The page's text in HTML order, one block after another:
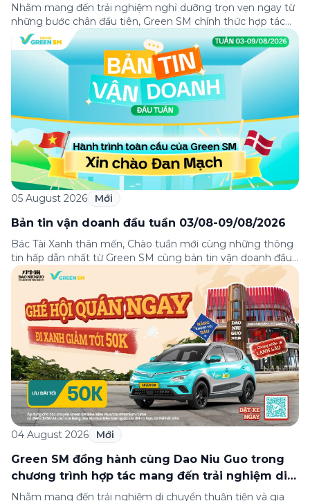
Nhằm mang đến trải nghiệm nghỉ dưỡng trọn vẹn ngay từ
những bước chân đầu tiên, Green SM chính thức hợp tác
cùng Lasong Hotel & Villas Sầm Sơn triển khai chương trình
ưu đãi di chuyển dành riêng cho khách hàng có điểm đón
hoặc điểm đến tại khu nghỉ dưỡng. Từ khoảnh khắc […]
05 August 2026 Mới
Bản tin vận doanh đầu tuần 03/08-09/08/2026
Bác Tài Xanh thân mến, Chào tuần mới cùng những thông
tin hấp dẫn nhất từ Green SM cùng bản tin vận doanh đầu
tuần 03-09/08! Từ câu chuyện đầy cảm hứng “Hành trình
toàn cầu của Green SM”, hướng dẫn phân luồng di chuyển
tại sân bay Nội Bài tới những hướng dẫn chi […]
04 August 2026 Mới
Green SM đồng hành cùng Dao Niu Guo trong
chương trình hợp tác mang đến trải nghiệm di
chuyển thuận tiện cho khách hàng
Nhằm mang đến trải nghiệm di chuyển thuận tiện và gia